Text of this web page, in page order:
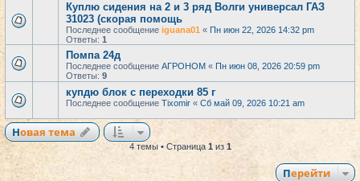
Куплю сидения на 2 и 3 ряд Волги универсал ГАЗ
31023 (скорая помощь
Последнее сообщение iguana01 « Пн июн 22, 2026 14:32 pm
Ответы: 1
Помпа 24д
Последнее сообщение АГРОНОМ « Пн июн 08, 2026 20:59 pm
Ответы: 9
купдю блок с переходки 85 г
Последнее сообщение Tixomir « Сб май 09, 2026 10:21 am
Новая тема
4 темы • Страница 1 из 1
Перейти